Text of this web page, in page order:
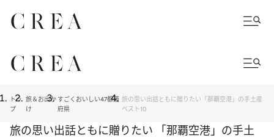
トッ
プ
旅＆お出か
け
すごくおいしい47都道
府県
旅の思い出話ともに贈りたい「那覇空港」の手土産
ベスト10
旅の思い出話ともに贈りたい 「那覇空港」の手土